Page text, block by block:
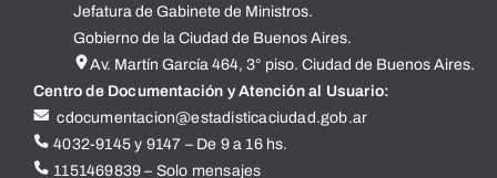
Jefatura de Gabinete de Ministros.
Gobierno de la Ciudad de Buenos Aires.
Av. Martín García 464, 3° piso. Ciudad de Buenos Aires.
Centro de Documentación y Atención al Usuario:
cdocumentacion@estadisticaciudad.gob.ar
4032-9145 y 9147 – De 9 a 16 hs.
1151469839 – Solo mensajes